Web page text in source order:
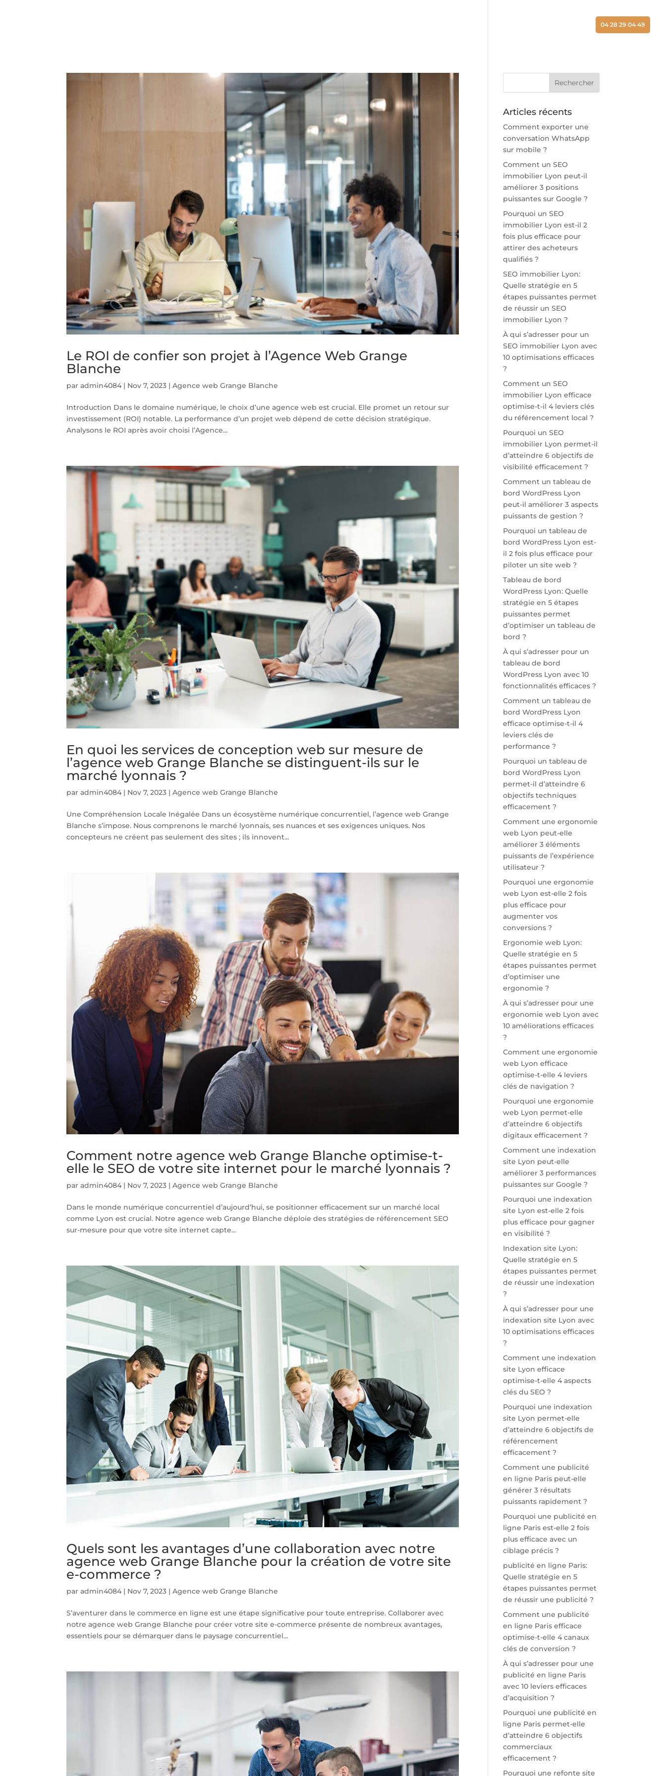
04 28 29 04 49
Le ROI de confier son projet à l’Agence Web Grange
Blanche
paradmin4084 | Nov 7, 2023 |Agence web Grange Blanche
Introduction Dans le domaine numérique, le choix d’une agence web est crucial. Elle promet un retour sur
investissement (ROI) notable. La performance d’un projet web dépend de cette décision stratégique.
Analysons le ROI après avoir choisi l’Agence...
En quoi les services de conception web sur mesure de
l’agence web Grange Blanche se distinguent-ils sur le
marché lyonnais ?
paradmin4084 | Nov 7, 2023 |Agence web Grange Blanche
Une Compréhension Locale Inégalée Dans un écosystème numérique concurrentiel, l’agence web Grange
Blanche s’impose. Nous comprenons le marché lyonnais, ses nuances et ses exigences uniques. Nos
concepteurs ne créent pas seulement des sites ; ils innovent...
Comment notre agence web Grange Blanche optimise-t-
elle le SEO de votre site internet pour le marché lyonnais ?
paradmin4084 | Nov 7, 2023 |Agence web Grange Blanche
Dans le monde numérique concurrentiel d’aujourd’hui, se positionner efficacement sur un marché local
comme Lyon est crucial. Notre agence web Grange Blanche déploie des stratégies de référencement SEO
sur-mesure pour que votre site internet capte...
Quels sont les avantages d’une collaboration avec notre
agence web Grange Blanche pour la création de votre site
e-commerce ?
paradmin4084 | Nov 7, 2023 |Agence web Grange Blanche
S’aventurer dans le commerce en ligne est une étape significative pour toute entreprise. Collaborer avec
notre agence web Grange Blanche pour créer votre site e-commerce présente de nombreux avantages,
essentiels pour se démarquer dans le paysage concurrentiel...
Articles récents
Comment exporter une
conversation WhatsApp
sur mobile ?
Comment un SEO
immobilier Lyon peut-il
améliorer 3 positions
puissantes sur Google ?
Pourquoi un SEO
immobilier Lyon est-il 2
fois plus efficace pour
attirer des acheteurs
qualifiés ?
SEO immobilier Lyon:
Quelle stratégie en 5
étapes puissantes permet
de réussir un SEO
immobilier Lyon ?
À qui s’adresser pour un
SEO immobilier Lyon avec
10 optimisations efficaces
?
Comment un SEO
immobilier Lyon efficace
optimise-t-il 4 leviers clés
du référencement local ?
Pourquoi un SEO
immobilier Lyon permet-il
d’atteindre 6 objectifs de
visibilité efficacement ?
Comment un tableau de
bord WordPress Lyon
peut-il améliorer 3 aspects
puissants de gestion ?
Pourquoi un tableau de
bord WordPress Lyon est-
il 2 fois plus efficace pour
piloter un site web ?
Tableau de bord
WordPress Lyon: Quelle
stratégie en 5 étapes
puissantes permet
d’optimiser un tableau de
bord ?
À qui s’adresser pour un
tableau de bord
WordPress Lyon avec 10
fonctionnalités efficaces ?
Comment un tableau de
bord WordPress Lyon
efficace optimise-t-il 4
leviers clés de
performance ?
Pourquoi un tableau de
bord WordPress Lyon
permet-il d’atteindre 6
objectifs techniques
efficacement ?
Comment une ergonomie
web Lyon peut-elle
améliorer 3 éléments
puissants de l’expérience
utilisateur ?
Pourquoi une ergonomie
web Lyon est-elle 2 fois
plus efficace pour
augmenter vos
conversions ?
Ergonomie web Lyon:
Quelle stratégie en 5
étapes puissantes permet
d’optimiser une
ergonomie ?
À qui s’adresser pour une
ergonomie web Lyon avec
10 améliorations efficaces
?
Comment une ergonomie
web Lyon efficace
optimise-t-elle 4 leviers
clés de navigation ?
Pourquoi une ergonomie
web Lyon permet-elle
d’atteindre 6 objectifs
digitaux efficacement ?
Comment une indexation
site Lyon peut-elle
améliorer 3 performances
puissantes sur Google ?
Pourquoi une indexation
site Lyon est-elle 2 fois
plus efficace pour gagner
en visibilité ?
Indexation site Lyon:
Quelle stratégie en 5
étapes puissantes permet
de réussir une indexation
?
À qui s’adresser pour une
indexation site Lyon avec
10 optimisations efficaces
?
Comment une indexation
site Lyon efficace
optimise-t-elle 4 aspects
clés du SEO ?
Pourquoi une indexation
site Lyon permet-elle
d’atteindre 6 objectifs de
référencement
efficacement ?
Comment une publicité
en ligne Paris peut-elle
générer 3 résultats
puissants rapidement ?
Pourquoi une publicité en
ligne Paris est-elle 2 fois
plus efficace avec un
ciblage précis ?
publicité en ligne Paris:
Quelle stratégie en 5
étapes puissantes permet
de réussir une publicité ?
Comment une publicité
en ligne Paris efficace
optimise-t-elle 4 canaux
clés de conversion ?
À qui s’adresser pour une
publicité en ligne Paris
avec 10 leviers efficaces
d’acquisition ?
Pourquoi une publicité en
ligne Paris permet-elle
d’atteindre 6 objectifs
commerciaux
efficacement ?
Pourquoi une refonte site